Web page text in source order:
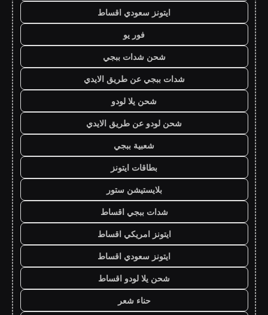
ايتونز سعودي اقساط
فور يو
شحن شدات ببجي
شدات ببجي عن طريق الايدي
شحن يلا لودو
شحن لودو عن طريق الايدي
شعبية ببجي
بطاقات ايتونز
بلايستيشن ستور
شدات ببجي اقساط
ايتونز امريكي اقساط
ايتونز سعودي اقساط
شحن يلا لودو اقساط
حناء شعر